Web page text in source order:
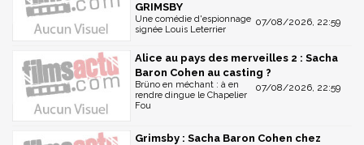
GRIMSBY
07/08/2026, 22:59
Une comédie d'espionnage
signée Louis Leterrier
Alice au pays des merveilles 2 : Sacha
Baron Cohen au casting ?
07/08/2026, 22:59
Brüno en méchant : à en
rendre dingue le Chapelier
Fou
Grimsby : Sacha Baron Cohen chez